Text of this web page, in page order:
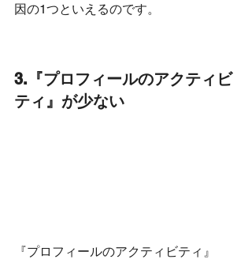
因の1つといえるのです。
3.『プロフィールのアクティビ
ティ』が少ない
『プロフィールのアクティビティ』